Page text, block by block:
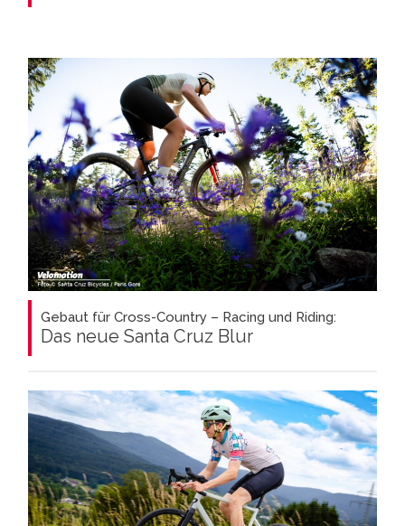
Gebaut für Cross-Country – Racing und Riding:
Das neue Santa Cruz Blur